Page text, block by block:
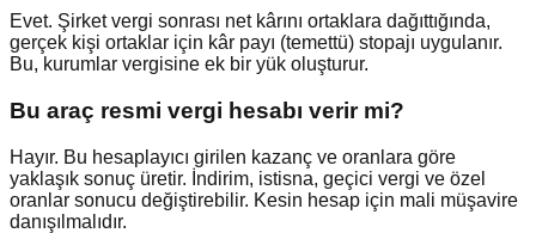
Evet. Şirket vergi sonrası net kârını ortaklara dağıttığında,
gerçek kişi ortaklar için kâr payı (temettü) stopajı uygulanır.
Bu, kurumlar vergisine ek bir yük oluşturur.
Bu araç resmi vergi hesabı verir mi?
Hayır. Bu hesaplayıcı girilen kazanç ve oranlara göre
yaklaşık sonuç üretir. İndirim, istisna, geçici vergi ve özel
oranlar sonucu değiştirebilir. Kesin hesap için mali müşavire
danışılmalıdır.